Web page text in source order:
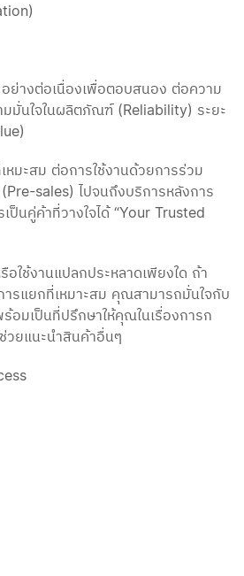
ย่างต่อเนื่องเพื่อตอบสนอง ต่อความ
นใจในผลิตภัณฑ์ (Reliability) ระยะ
หมะสม ต่อการใช้งานด้วยการร่วม
sales) ไปจนถึงบริการหลังการ
นคู่ค้าที่วางใจได้ “Your Trusted
ใช้งานแปลกประหลาดเพียงใด ถ้า
รแยกที่เหมาะสม คุณสามารถมั่นใจกับ
อมเป็นที่ปรึกษาให้คุณในเรื่องการก
วยแนะนำสินค้าอื่นๆ